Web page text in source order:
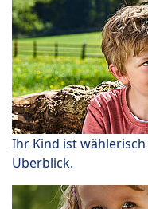
Ihr Kind ist wählerisch
Überblick.